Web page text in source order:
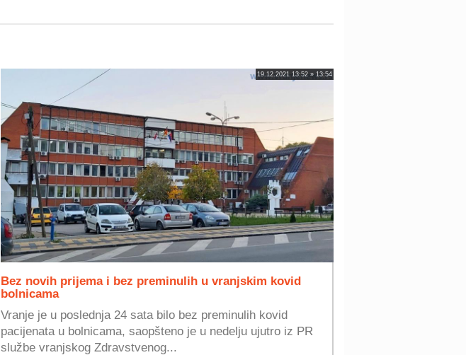
19.12.2021 13:52 » 13:54
Bez novih prijema i bez preminulih u vranjskim kovid
bolnicama
Vranje je u poslednja 24 sata bilo bez preminulih kovid
pacijenata u bolnicama, saopšteno je u nedelju ujutro iz PR
službe vranjskog Zdravstvenog...